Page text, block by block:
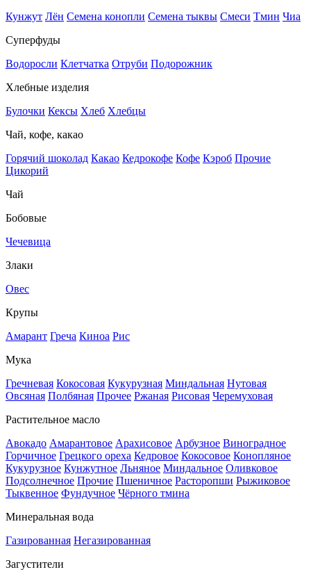
Кунжут Лён Семена конопли Семена тыквы Смеси Тмин Чиа
Суперфуды
Водоросли Клетчатка Отруби Подорожник
Хлебные изделия
Булочки Кексы Хлеб Хлебцы
Чай, кофе, какао
Горячий шоколад Какао Кедрокофе Кофе Кэроб Прочие
Цикорий
Чай
Бобовые
Чечевица
Злаки
Овес
Крупы
Амарант Греча Киноа Рис
Мука
Гречневая Кокосовая Кукурузная Миндальная Нутовая
Овсяная Полбяная Прочее Ржаная Рисовая Черемуховая
Растительное масло
Авокадо Амарантовое Арахисовое Арбузное Виноградное
Горчичное Грецкого ореха Кедровое Кокосовое Конопляное
Кукурузное Кунжутное Льняное Миндальное Оливковое
Подсолнечное Прочие Пшеничное Расторопши Рыжиковое
Тыквенное Фундучное Чёрного тмина
Минеральная вода
Газированная Негазированная
Загустители